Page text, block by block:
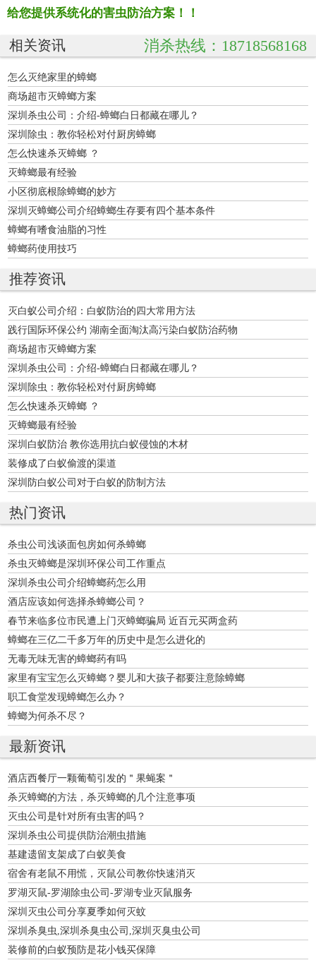
给您提供系统化的害虫防治方案！！
相关资讯 消杀热线：18718568168
怎么灭绝家里的蟑螂
商场超市灭蟑螂方案
深圳杀虫公司：介绍-蟑螂白日都藏在哪儿？
深圳除虫：教你轻松对付厨房蟑螂
怎么快速杀灭蟑螂 ？
灭蟑螂最有经验
小区彻底根除蟑螂的妙方
深圳灭蟑螂公司介绍蟑螂生存要有四个基本条件
蟑螂有嗜食油脂的习性
蟑螂药使用技巧
推荐资讯
灭白蚁公司介绍：白蚁防治的四大常用方法
践行国际环保公约 湖南全面淘汰高污染白蚁防治药物
商场超市灭蟑螂方案
深圳杀虫公司：介绍-蟑螂白日都藏在哪儿？
深圳除虫：教你轻松对付厨房蟑螂
怎么快速杀灭蟑螂 ？
灭蟑螂最有经验
深圳白蚁防治 教你选用抗白蚁侵蚀的木材
装修成了白蚁偷渡的渠道
深圳防白蚁公司对于白蚁的防制方法
热门资讯
杀虫公司浅谈面包房如何杀蟑螂
杀虫灭蟑螂是深圳环保公司工作重点
深圳杀虫公司介绍蟑螂药怎么用
酒店应该如何选择杀蟑螂公司？
春节来临多位市民遭上门灭蟑螂骗局 近百元买两盒药
蟑螂在三亿二千多万年的历史中是怎么进化的
无毒无味无害的蟑螂药有吗
家里有宝宝怎么灭蟑螂？婴儿和大孩子都要注意除蟑螂
职工食堂发现蟑螂怎么办？
蟑螂为何杀不尽？
最新资讯
酒店西餐厅一颗葡萄引发的＂果蝇案＂
杀灭蟑螂的方法，杀灭蟑螂的几个注意事项
灭虫公司是针对所有虫害的吗？
深圳杀虫公司提供防治潮虫措施
基建遗留支架成了白蚁美食
宿舍有老鼠不用慌，灭鼠公司教你快速消灭
罗湖灭鼠-罗湖除虫公司-罗湖专业灭鼠服务
深圳灭虫公司分享夏季如何灭蚊
深圳杀臭虫,深圳杀臭虫公司,深圳灭臭虫公司
装修前的白蚁预防是花小钱买保障